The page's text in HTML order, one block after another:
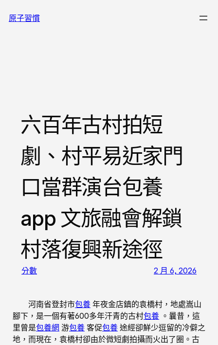
至原子習慣
六百年古村拍短
劇、村平易近家門
口當群演台包養
app 文旅融會解鎖
村落復興新途徑
分數 2 月 6, 2026
河南省登封市包養 年夜金店鎮的袁橋村，地處嵩山
腳下，是一個有著600多年汗青的古村包養 。曩昔，這
里曾是包養網 游包養 客促包養 途經卻鮮少逗留的冷僻之
地，而現在，袁橋村卻由於微短劇拍攝而火出了圈。古